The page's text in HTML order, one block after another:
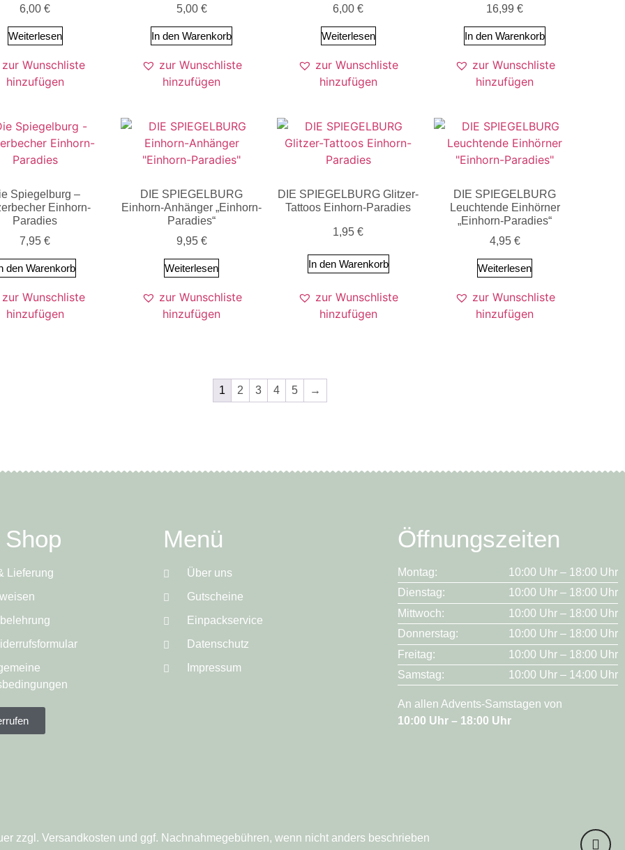
6,00€
Weiterlesen
zur Wunschliste
hinzufügen
5,00 €
In den Warenkorb
zur Wunschliste
hinzufügen
6,00€
Weiterlesen
zur Wunschliste
hinzufügen
16,99€
In den Warenkorb
zur Wunschliste
hinzufügen
Spiegelburg –
Einhorn-
Paradies
7,95€
den Warenkorb
zur Wunschliste
hinzufügen
DIE SPIEGELBURG
Einhorn-Anhänger „Einhorn-
Paradies“
9,95 €
Weiterlesen
zur Wunschliste
hinzufügen
DIE SPIEGELBURG Glitzer-
Tattoos Einhorn-Paradies
1,95€
In den Warenkorb
zur Wunschliste
hinzufügen
DIE SPIEGELBURG
Leuchtende Einhörner
„Einhorn-Paradies“
4,95 €
Weiterlesen
zur Wunschliste
hinzufügen
1 2 3 4 5 →
Lieferung
Menü
Über uns
Gutscheine
Einpackservice
Datenschutz
Impressum
Öffnungszeiten
Montag:
10:00 Uhr – 18:00 Uhr
Dienstag:
10:00 Uhr – 18:00 Uhr
Mittwoch:
10:00 Uhr – 18:00 Uhr
Donnerstag:
10:00 Uhr – 18:00 Uhr
Freitag:
10:00 Uhr – 18:00 Uhr
Samstag:
10:00 Uhr – 14:00 Uhr
An allen Advents-Samstagen von
10:00 Uhr – 18:00 Uhr
zzgl. Versandkosten und ggf. Nachnahmegebühren, wenn nicht anders beschrieben